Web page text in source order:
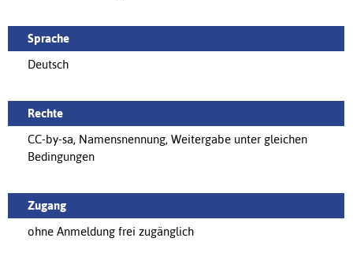
Sprache
Deutsch
Rechte
CC-by-sa, Namensnennung, Weitergabe unter gleichen
Bedingungen
Zugang
ohne Anmeldung frei zugänglich